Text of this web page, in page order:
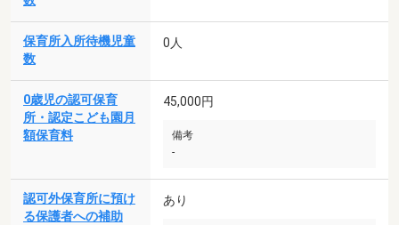
保育所入所待機児童
数
0人
0歳児の認可保育
所・認定こども園月
額保育料
45,000円
備考
-
認可外保育所に預け
る保護者への補助
あり